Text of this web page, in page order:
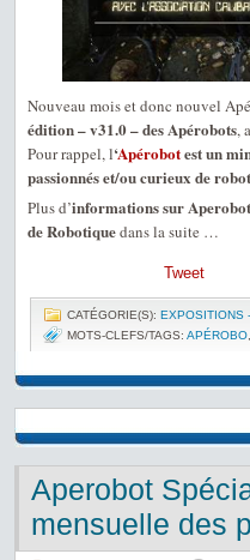
Nouveau mois et donc nouvel
édition – v31.0 – des Apérobots,
Pour rappel, l‘Apérobotest un
passionnés et/ou curieux de
Plus d’informations sur
de Robotiquedans la suite …
Tweet
CATÉGORIE(S): EXPOSITIONS
MOTS-CLEFS/TAGS: APÉROBO
Aperobot
mensuelle des